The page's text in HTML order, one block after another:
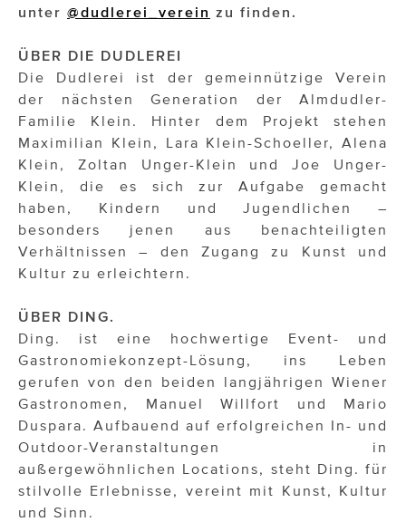
unter @dudlerei_verein zu finden.
ÜBER DIE DUDLEREI
Die Dudlerei ist der gemeinnützige Verein
der nächsten Generation der Almdudler-
Familie Klein. Hinter dem Projekt stehen
Maximilian Klein, Lara Klein-Schoeller, Alena
Klein, Zoltan Unger-Klein und Joe Unger-
Klein, die es sich zur Aufgabe gemacht
haben, Kindern und Jugendlichen –
besonders jenen aus benachteiligten
Verhältnissen – den Zugang zu Kunst und
Kultur zu erleichtern.
ÜBER DING.
Ding. ist eine hochwertige Event- und
Gastronomiekonzept-Lösung, ins Leben
gerufen von den beiden langjährigen Wiener
Gastronomen, Manuel Willfort und Mario
Duspara. Aufbauend auf erfolgreichen In- und
Outdoor-Veranstaltungen in
außergewöhnlichen Locations, steht Ding. für
stilvolle Erlebnisse, vereint mit Kunst, Kultur
und Sinn.